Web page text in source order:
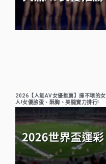
2026【人氣AV女優推薦】撞不壞的女
人!女優臉蛋、酥胸、美腿實力排行!